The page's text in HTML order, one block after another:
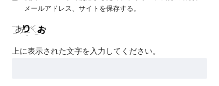
メールアドレス、サイトを保存する。
上に表示された文字を入力してください。